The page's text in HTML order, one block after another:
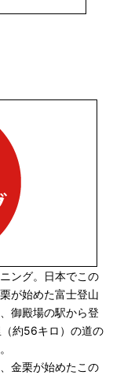
ング。日本でこの
が始めた富士登山
御殿場の駅から登
約56キロ）の道の
金栗が始めたこの